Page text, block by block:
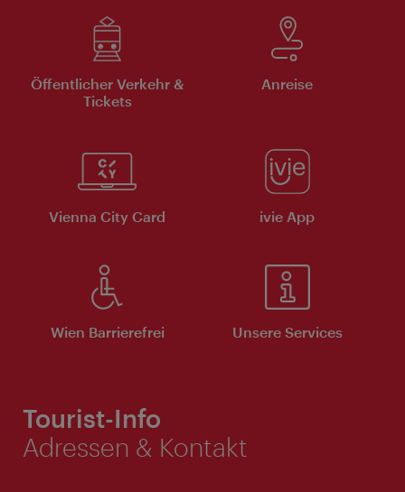
Öffentlicher Verkehr &
Tickets
Anreise
Vienna City Card ivie App
Wien Barrierefrei Unsere Services
Tourist-Info
Adressen & Kontakt